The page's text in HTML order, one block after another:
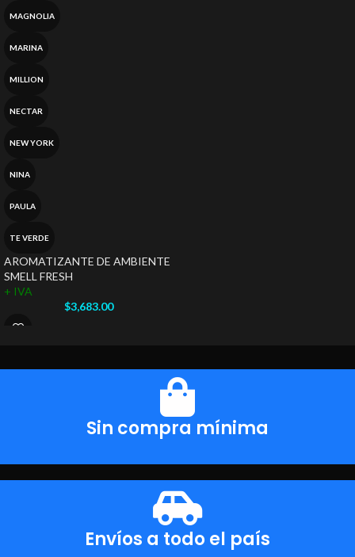
MAGNOLIA
MARINA
MILLION
NECTAR
NEW YORK
NINA
PAULA
TE VERDE
AROMATIZANTE DE AMBIENTE
SMELL FRESH
+ IVA
$3,683.00
Sin compra mínima
Envíos a todo el país